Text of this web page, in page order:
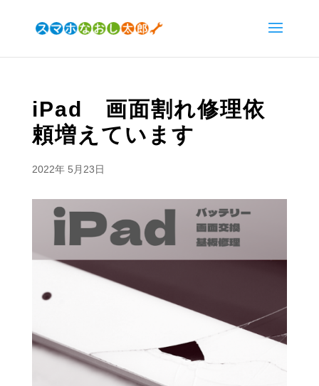
iPad 画面割れ修理依
頼増えています
2022年 5月23日